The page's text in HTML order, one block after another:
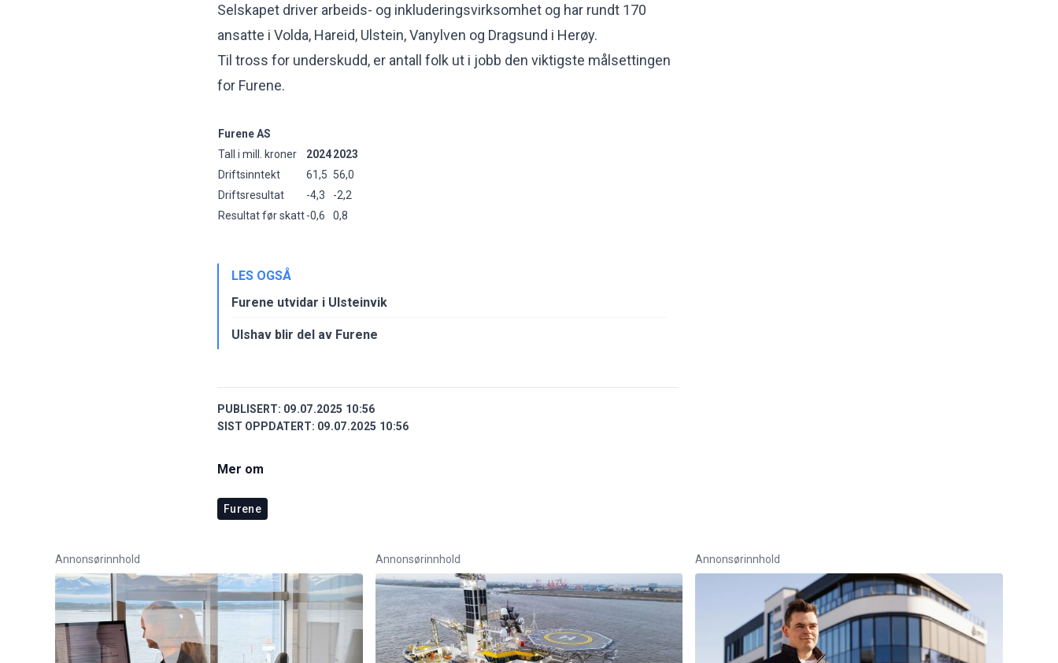
Selskapet driver arbeids- og inkluderingsvirksomhet og har rundt 170
ansatte i Volda, Hareid, Ulstein, Vanylven og Dragsund i Herøy.
Til tross for underskudd, er antall folk ut i jobb den viktigste målsettingen
for Furene.
Furene AS
Tall i mill. kroner
20242023
Driftsinntekt
61,5 56,0
Driftsresultat
-4,3
-2,2
Resultat før skatt-0,6 0,8
LES OGSÅ
Furene utvidar i Ulsteinvik
Ulshav blir del av Furene
PUBLISERT: 09.07.2025 10:56
SIST OPPDATERT: 09.07.2025 10:56
Mer om
Furene
Annonsørinnhold Annonsørinnhold Annonsørinnhold